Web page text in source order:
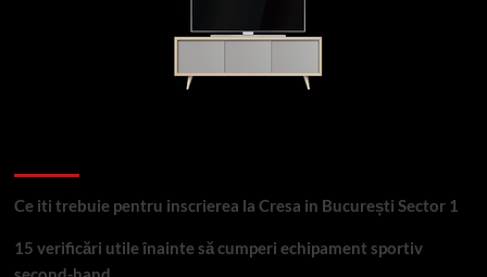
Ce iti trebuie pentru inscrierea la Cresa in București Sector 1
15 verificări utile înainte să cumperi echipament sportiv